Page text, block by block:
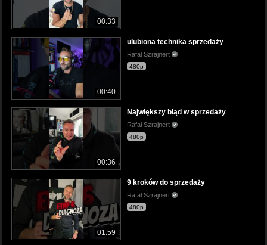
00:33
00:40
ulubiona technika sprzedaży
Rafał Szrajnert
480p
00:36
Największy błąd w sprzedaży
Rafał Szrajnert
480p
01:59
9 kroków do sprzedaży
Rafał Szrajnert
480p